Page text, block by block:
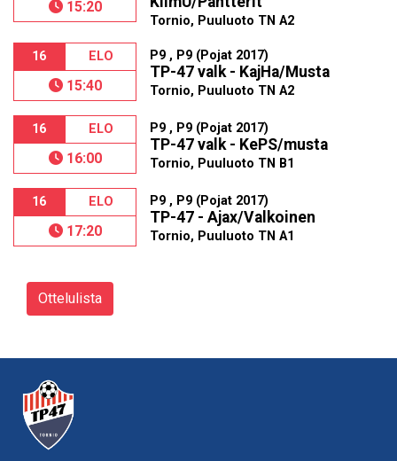
15:20
Tornio, Puuluoto TN A2
16 ELO
15:40
P9 , P9 (Pojat 2017)
TP-47 valk - KajHa/Musta
Tornio, Puuluoto TN A2
16 ELO
16:00
P9 , P9 (Pojat 2017)
TP-47 valk - KePS/musta
Tornio, Puuluoto TN B1
16 ELO
17:20
P9 , P9 (Pojat 2017)
TP-47 - Ajax/Valkoinen
Tornio, Puuluoto TN A1
Ottelulista